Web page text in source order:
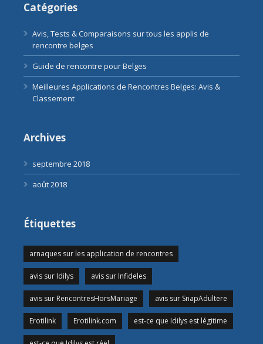
Catégories
Avis, Tests & Comparaisons sur tous les applis de
rencontre belges
Guide de rencontre pour Belges
Meilleures Applications de Rencontres Belges: Avis &
Classement
Archives
septembre 2018
août 2018
Étiquettes
arnaques sur les application de rencontres
avis sur Idilys avis sur Infideles
avis sur RencontresHorsMariage avis sur SnapAdultere
Erotilink Erotilink.com est-ce que Idilys est légitime